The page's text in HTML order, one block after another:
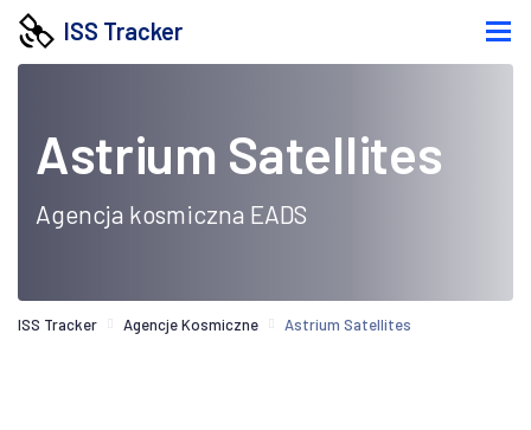
ISS Tracker
Astrium Satellites
Agencja kosmiczna EADS
ISS Tracker Agencje Kosmiczne Astrium Satellites